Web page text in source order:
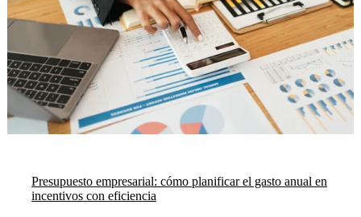
Presupuesto empresarial: cómo planificar el gasto anual en
incentivos con eficiencia